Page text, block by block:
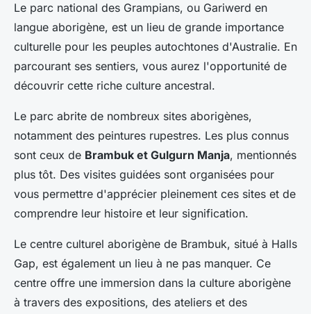
Le parc national des Grampians, ou Gariwerd en
langue aborigène, est un lieu de grande importance
culturelle pour les peuples autochtones d'Australie. En
parcourant ses sentiers, vous aurez l'opportunité de
découvrir cette riche culture ancestral.
Le parc abrite de nombreux sites aborigènes,
notamment des peintures rupestres. Les plus connus
sont ceux de Brambuk et Gulgurn Manja, mentionnés
plus tôt. Des visites guidées sont organisées pour
vous permettre d'apprécier pleinement ces sites et de
comprendre leur histoire et leur signification.
Le centre culturel aborigène de Brambuk, situé à Halls
Gap, est également un lieu à ne pas manquer. Ce
centre offre une immersion dans la culture aborigène
à travers des expositions, des ateliers et des